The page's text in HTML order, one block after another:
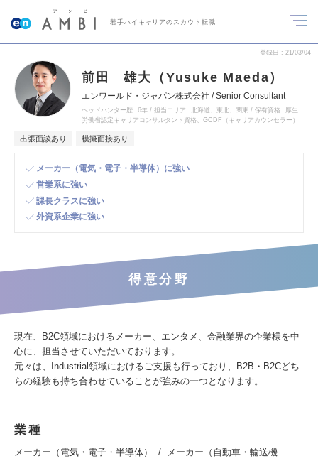
若手ハイキャリアのスカウト転職
登録日 21/03/04
前田 雄大（Yusuke Maeda）
エンワールド・ジャパン株式会社 / Senior Consultant
ヘッドハンター歴 6年 担当エリア 北海道、東北、関東 保有資格
厚生
労働省認定キャリアコンサルタント資格、GCDF（キャリアカウンセラー）
出張面談あり 模擬面接あり
メーカー（電気・電子・半導体）に強い
営業系に強い
課長クラスに強い
外資系企業に強い
得意分野
現在、B2C領域におけるメーカー、エンタメ、金融業界の企業様を中
心に、担当させていただいております。
元々は、Industrial領域におけるご支援も行っており、B2B・B2Cどち
らの経験も持ち合わせていることが強みの一つとなります。
業種
メーカー（電気・電子・半導体）
メーカー（自動車・輸送機